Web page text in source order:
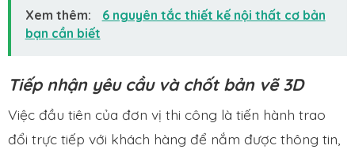
Xem thêm:
6 nguyên tắc thiết kế nội thất cơ bản
bạn cần biết
Tiếp nhận yêu cầu và chốt bản vẽ 3D
Việc đầu tiên của đơn vị thi công là tiến hành trao
đổi trực tiếp với khách hàng để nắm được thông tin,